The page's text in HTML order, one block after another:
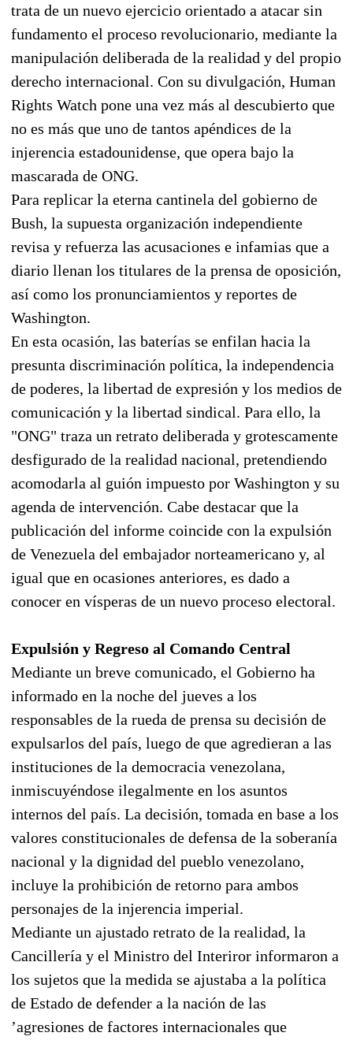
trata de un nuevo ejercicio orientado a atacar sin
fundamento el proceso revolucionario, mediante la
manipulación deliberada de la realidad y del propio
derecho internacional. Con su divulgación, Human
Rights Watch pone una vez más al descubierto que
no es más que uno de tantos apéndices de la
injerencia estadounidense, que opera bajo la
mascarada de ONG.
Para replicar la eterna cantinela del gobierno de
Bush, la supuesta organización independiente
revisa y refuerza las acusaciones e infamias que a
diario llenan los titulares de la prensa de oposición,
así como los pronunciamientos y reportes de
Washington.
En esta ocasión, las baterías se enfilan hacia la
presunta discriminación política, la independencia
de poderes, la libertad de expresión y los medios de
comunicación y la libertad sindical. Para ello, la
"ONG" traza un retrato deliberada y grotescamente
desfigurado de la realidad nacional, pretendiendo
acomodarla al guión impuesto por Washington y su
agenda de intervención. Cabe destacar que la
publicación del informe coincide con la expulsión
de Venezuela del embajador norteamericano y, al
igual que en ocasiones anteriores, es dado a
conocer en vísperas de un nuevo proceso electoral.
Expulsión y Regreso al Comando Central
Mediante un breve comunicado, el Gobierno ha
informado en la noche del jueves a los
responsables de la rueda de prensa su decisión de
expulsarlos del país, luego de que agredieran a las
instituciones de la democracia venezolana,
inmiscuyéndose ilegalmente en los asuntos
internos del país. La decisión, tomada en base a los
valores constitucionales de defensa de la soberanía
nacional y la dignidad del pueblo venezolano,
incluye la prohibición de retorno para ambos
personajes de la injerencia imperial.
Mediante un ajustado retrato de la realidad, la
Cancillería y el Ministro del Interiror informaron a
los sujetos que la medida se ajustaba a la política
de Estado de defender a la nación de las
’agresiones de factores internacionales que